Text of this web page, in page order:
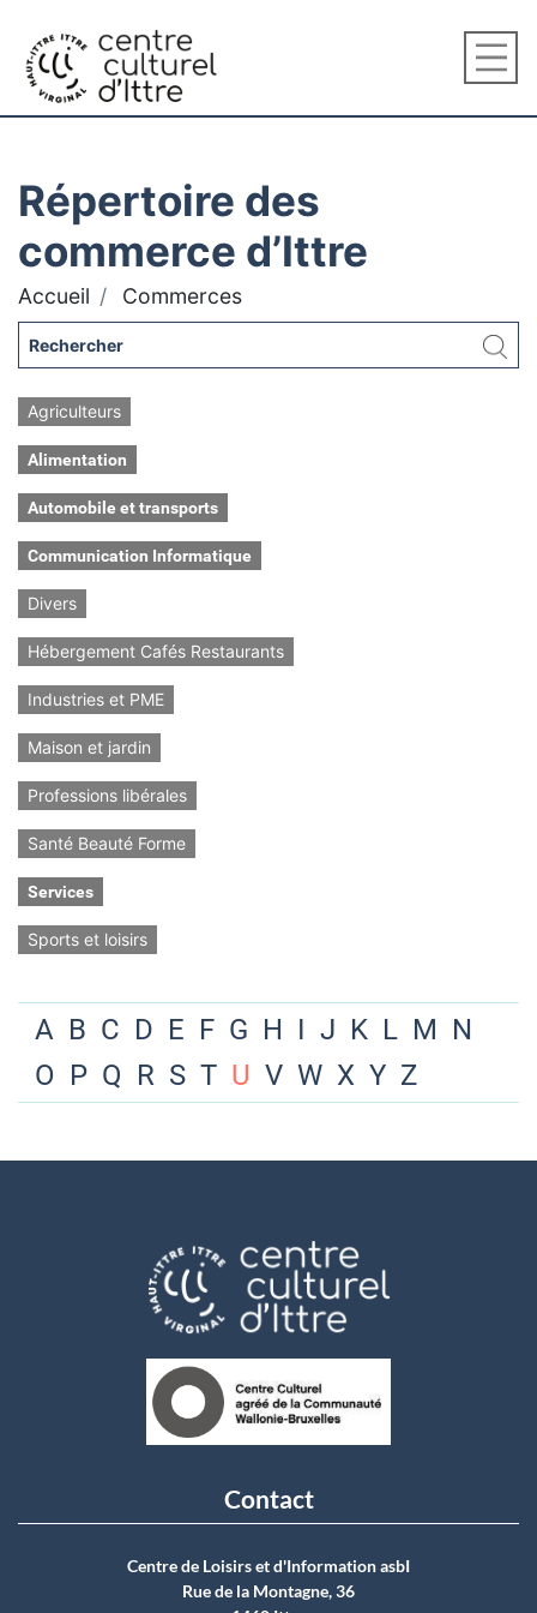
Répertoire des
commerce d’Ittre
Accueil Commerces
Agriculteurs
Alimentation
Automobile et transports
Communication Informatique
Divers
Hébergement Cafés Restaurants
Industries et PME
Maison et jardin
Professions libérales
Santé Beauté Forme
Services
Sports et loisirs
A B C D E F G H I J K L M N
O P Q R S T U V W X Y Z
Contact
Centre de Loisirs et d'Information asbI
Rue de la Montagne, 36